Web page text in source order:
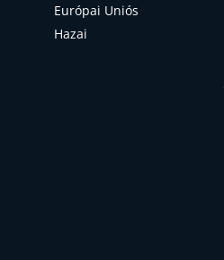
Európai Uniós
Hazai